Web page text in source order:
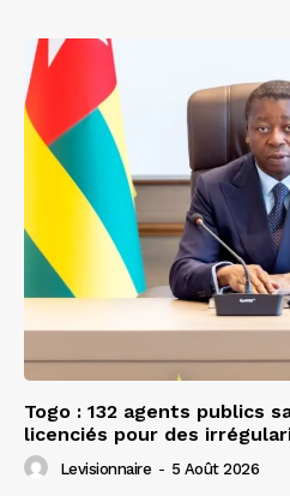
Togo : 132 agents publics
licenciés pour des
Levisionnaire - 5 Août 2026